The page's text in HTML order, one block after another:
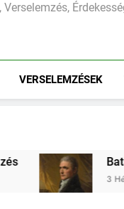
Verselemzés,
VERSELEMZÉSEK
Egy híres verselőre